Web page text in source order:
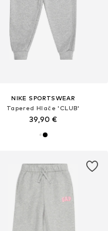
NIKE SPORTSWEAR
Tapered Hlače 'CLUB'
39,90 €